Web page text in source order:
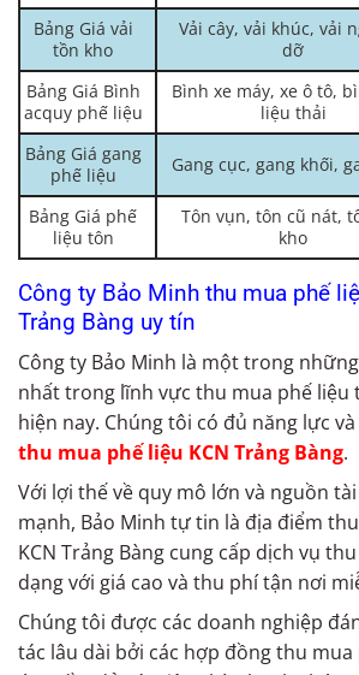
Bảng Giá vải
tồn kho
Vải cây, vải khúc, vải
dỡ
Bảng Giá Bình
acquy phế liệu
Bình xe máy, xe ô tô,
liệu thải
Bảng Giá gang
phế liệu
Gang cục, gang khối,
Bảng Giá phế
liệu tôn
Tôn vụn, tôn cũ nát,
kho
Công ty Bảo Minh thu mua phế
Trảng Bàng uy tín
Công ty Bảo Minh là một trong
nhất trong lĩnh vực thu mua phế liệu
hiện nay. Chúng tôi có đủ năng lực
thu mua phế liệu KCN Trảng Bàng.
Với lợi thế về quy mô lớn và nguồn
mạnh, Bảo Minh tự tin là địa điểm
KCN Trảng Bàng cung cấp dịch vụ
dạng với giá cao và thu phí tận nơi
Chúng tôi được các doanh nghiệp
tác lâu dài bởi các hợp đồng thu